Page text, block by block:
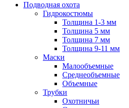
Подводная охота
Гидрокостюмы
Толщина 1-3 мм
Толщина 5 мм
Толщина 7 мм
Толщина 9-11 мм
Маски
Малообъемные
Среднеобъемные
Объемные
Трубки
Охотничьи